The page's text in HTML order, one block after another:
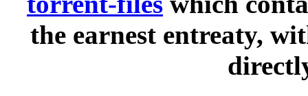
the earnest entreaty,